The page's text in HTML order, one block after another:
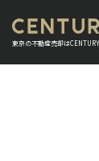
東京の不動産売却は